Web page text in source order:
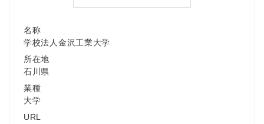
名称
学校法人金沢工業大学
所在地
石川県
業種
大学
URL